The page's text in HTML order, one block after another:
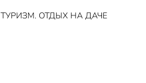
ТУРИЗМ. ОТДЫХ НА ДАЧЕ